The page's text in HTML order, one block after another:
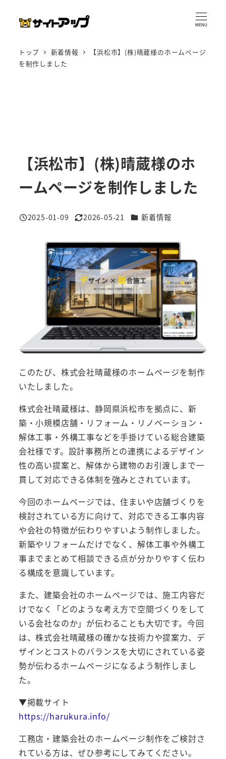
MENU
トップ 新着情報
【浜松市】(株)晴蔵様のホームページ
を制作しました
【浜松市】(株)晴蔵様のホ
ームページを制作しました
投稿日
2025-01-09
更新日
2026-05-21 カテゴリー
新着情報
このたび、株式会社晴蔵様のホームページを制作
いたしました。
株式会社晴蔵様は、静岡県浜松市を拠点に、新
築・小規模店舗・リフォーム・リノベーション・
解体工事・外構工事などを手掛けている総合建築
会社様です。設計事務所との連携によるデザイン
性の高い提案と、解体から建物のお引渡しまで一
貫して対応できる体制を強みとされています。
今回のホームページでは、住まいや店舗づくりを
検討されている方に向けて、対応できる工事内容
や会社の特徴が伝わりやすいよう制作しました。
新築やリフォームだけでなく、解体工事や外構工
事までまとめて相談できる点が分かりやすく伝わ
る構成を意識しています。
また、建築会社のホームページでは、施工内容だ
けでなく「どのような考え方で空間づくりをして
いる会社なのか」が伝わることも大切です。今回
は、株式会社晴蔵様の確かな技術力や提案力、デ
ザインとコストのバランスを大切にされている姿
勢が伝わるホームページになるよう制作しまし
た。
▼掲載サイト
https://harukura.info/
工務店・建築会社のホームページ制作をご検討さ
れている方は、ぜひ参考にしてみてください。